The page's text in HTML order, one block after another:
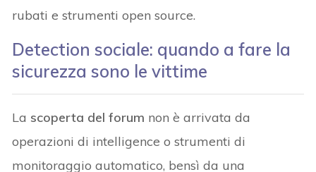
rubati e strumenti open source.
Detection sociale: quando a fare la
sicurezza sono le vittime
La scoperta del forum non è arrivata da
operazioni di intelligence o strumenti di
monitoraggio automatico, bensì da una